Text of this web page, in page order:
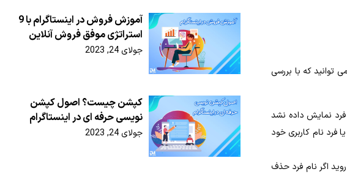
توانید که با بررسی
نمایش داده نشد
باشد و یا فرد نام کاربری خود
اگر نام فرد حذف
آموزش فروش در اینستاگرام با 9
استراتژی موفق فروش آنلاین
جولای 24, 2023
کپشن چیست؟ اصول کپشن
نویسی حرفه ای در اینستاگرام
جولای 24, 2023